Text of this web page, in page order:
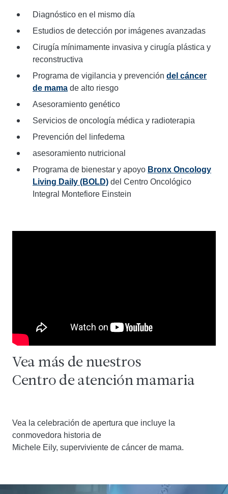
Diagnóstico en el mismo día
Estudios de detección por imágenes avanzadas
Cirugía mínimamente invasiva y cirugía plástica y
reconstructiva
Programa de vigilancia y prevención del cáncer
de mama de alto riesgo
Asesoramiento genético
Servicios de oncología médica y radioterapia
Prevención del linfedema
asesoramiento nutricional
Programa de bienestar y apoyo Bronx Oncology
Living Daily (BOLD) del Centro Oncológico
Integral Montefiore Einstein
Vea más de nuestros
Centro de atención mamaria
Vea la celebración de apertura que incluye la
conmovedora historia de
Michele Eily, superviviente de cáncer de mama.